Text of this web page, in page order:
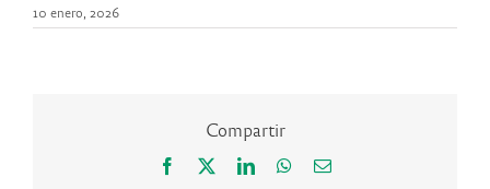
10 enero, 2026
Compartir
Facebook LinkedInWhatsApp
Correo